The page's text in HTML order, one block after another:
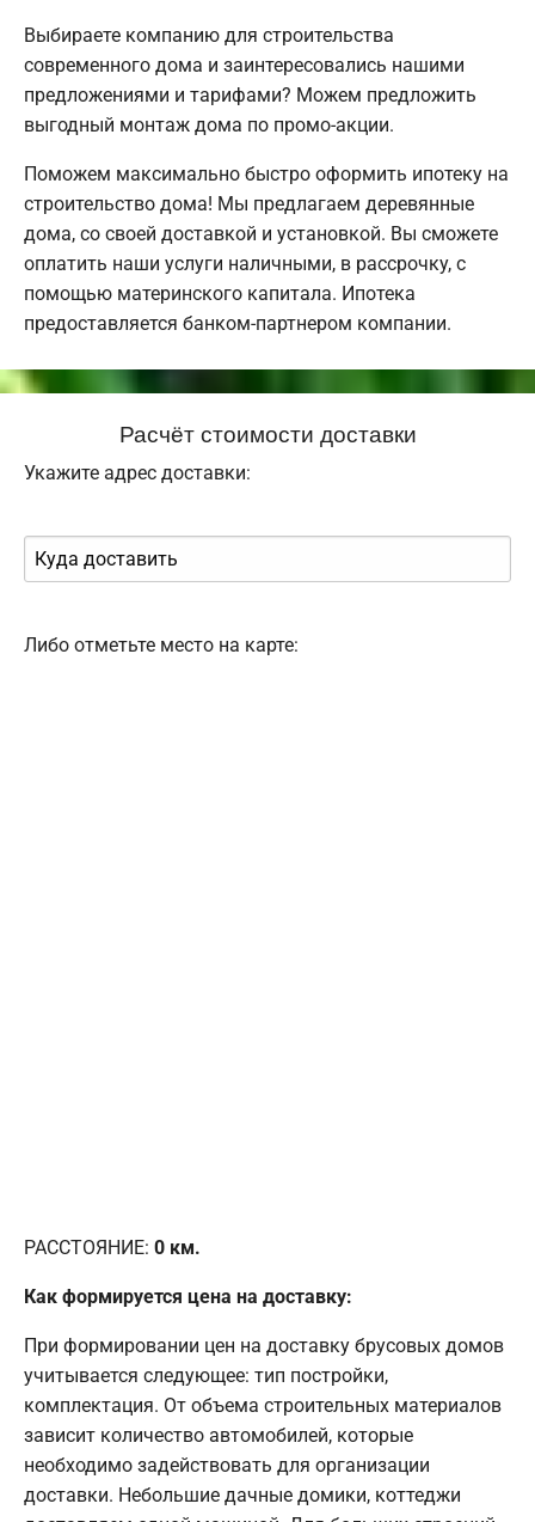
Выбираете компанию для строительства
современного дома и заинтересовались нашими
предложениями и тарифами? Можем предложить
выгодный монтаж дома по промо-акции.
Поможем максимально быстро оформить ипотеку на
строительство дома! Мы предлагаем деревянные
дома, со своей доставкой и установкой. Вы сможете
оплатить наши услуги наличными, в рассрочку, с
помощью материнского капитала. Ипотека
предоставляется банком-партнером компании.
Расчёт стоимости доставки
Укажите адрес доставки:
Либо отметьте место на карте:
РАССТОЯНИЕ: 0 км.
Как формируется цена на доставку:
При формировании цен на доставку брусовых домов
учитывается следующее: тип постройки,
комплектация. От объема строительных материалов
зависит количество автомобилей, которые
необходимо задействовать для организации
доставки. Небольшие дачные домики, коттеджи